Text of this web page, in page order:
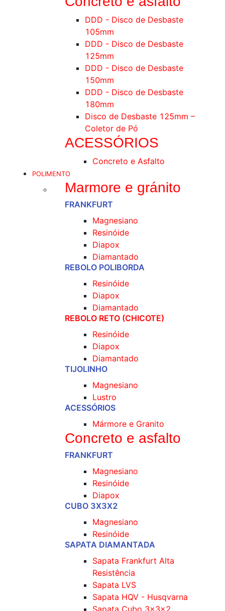
DDD - Disco de Desbaste
105mm
DDD - Disco de Desbaste
125mm
DDD - Disco de Desbaste
150mm
DDD - Disco de Desbaste
180mm
Disco de Desbaste 125mm –
Coletor de Pó
ACESSÓRIOS
Concreto e Asfalto
POLIMENTO
Marmore e gránito
FRANKFURT
Magnesiano
Resinóide
Diapox
Diamantado
REBOLO POLIBORDA
Resinóide
Diapox
Diamantado
REBOLO RETO (CHICOTE)
Resinóide
Diapox
Diamantado
TIJOLINHO
Magnesiano
Lustro
ACESSÓRIOS
Mármore e Granito
Concreto e asfalto
FRANKFURT
Magnesiano
Resinóide
Diapox
CUBO 3X3X2
Magnesiano
Resinóide
SAPATA DIAMANTADA
Sapata Frankfurt Alta
Resistência
Sapata LVS
Sapata HQV - Husqvarna
Sapata Cubo 3x3x2